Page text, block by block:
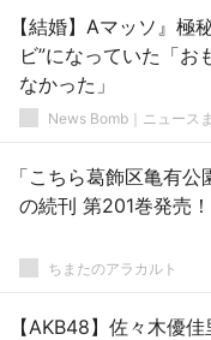
【結婚】Aマッソ』極
ビ”になっていた「お
なかった」
News Bomb｜ニュース
「こちら葛飾区亀有
の続刊 第201巻発売！
ちまたのアラカルト
【AKB48】佐々木優